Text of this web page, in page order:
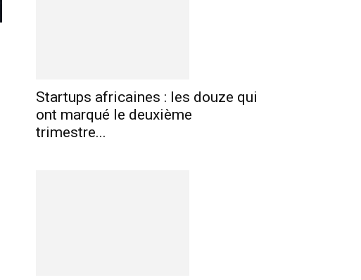
Startups africaines : les douze qui
ont marqué le deuxième
trimestre...